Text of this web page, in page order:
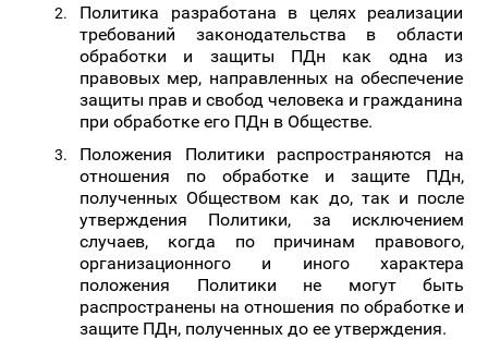
Политика разработана в целях реализации
требований законодательства в области
обработки и защиты ПДн
как одна из
правовых мер, направленных на обеспечение
защиты прав и свобод человека и гражданина
при обработке его ПДн в Обществе.
Положения Политики распространяются на
отношения по обработке и защите ПДн,
полученных Обществом как до, так и после
утверждения Политики, за исключением
случаев, когда по причинам правового,
организационного и иного характера
положения Политики не могут быть
распространены на отношения по обработке и
защите ПДн, полученных до ее утверждения.